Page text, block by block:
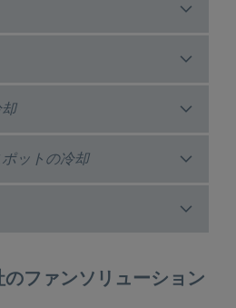
ットの冷却
ファンソリューション